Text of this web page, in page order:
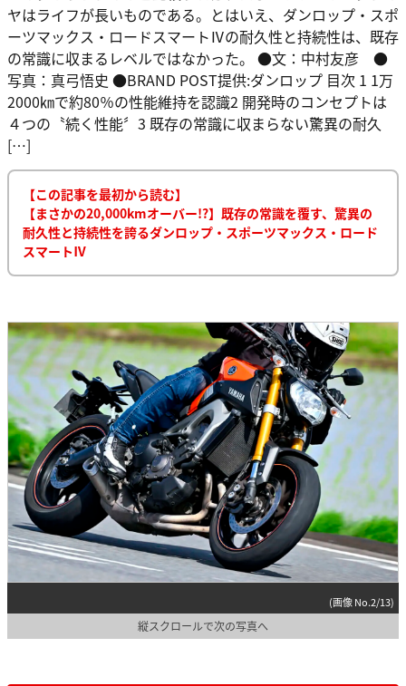
ヤはライフが長いものである。とはいえ、ダンロップ・スポ
ーツマックス・ロードスマートⅣの耐久性と持続性は、既存
の常識に収まるレベルではなかった。 ●文：中村友彦 ●
写真：真弓悟史 ●BRAND POST提供:ダンロップ 目次 1 1万
2000㎞で約80％の性能維持を認識2 開発時のコンセプトは
４つの〝続く性能〞3 既存の常識に収まらない驚異の耐久
[…]
【この記事を最初から読む】
【まさかの20,000kmオーバー!?】既存の常識を覆す、驚異の
耐久性と持続性を誇るダンロップ・スポーツマックス・ロード
スマートⅣ
(画像 No.2/13)
縦スクロールで次の写真へ